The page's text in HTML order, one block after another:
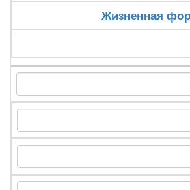
Жизненная